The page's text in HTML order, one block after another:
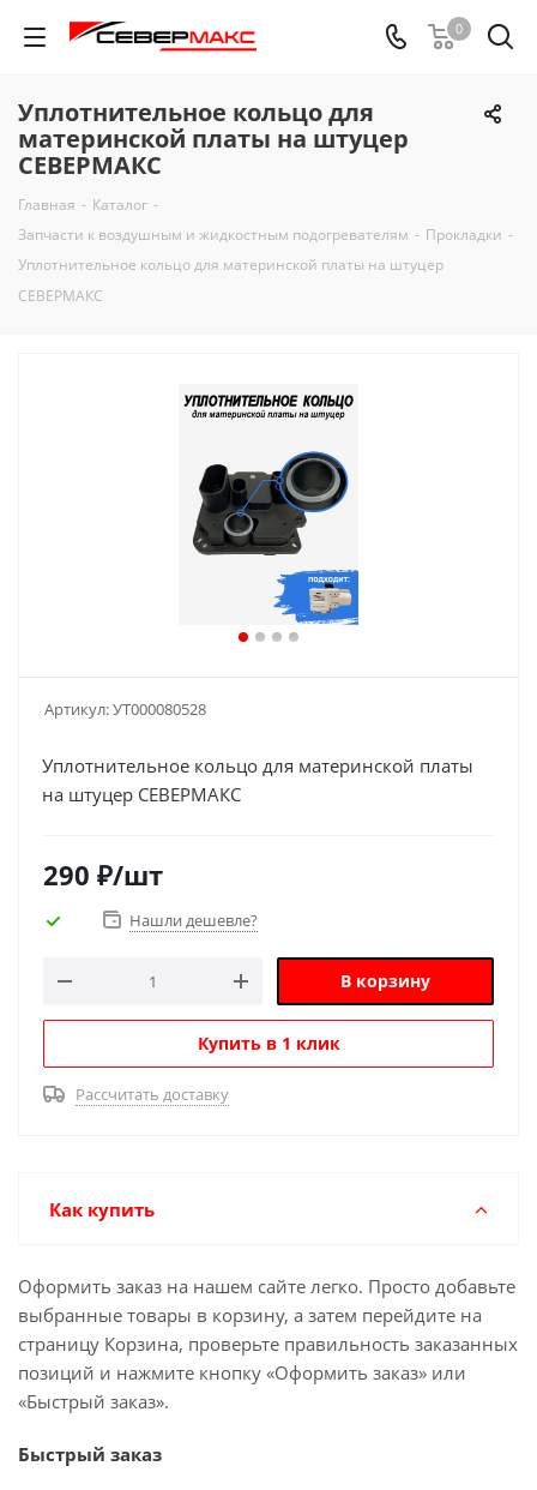
0
Уплотнительное кольцо для
материнской платы на штуцер
СЕВЕРМАКС
Главная - Каталог -
Запчасти к воздушным и жидкостным подогревателям - Прокладки -
Уплотнительное кольцо для материнской платы на штуцер
СЕВЕРМАКС
Артикул:УТ000080528
Уплотнительное кольцо для материнской платы
на штуцер СЕВЕРМАКС
290 ₽/шт
Нашли дешевле?
В корзину
Купить в 1 клик
Рассчитать доставку
Как купить
Оформить заказ на нашем сайте легко. Просто добавьте
выбранные товары в корзину, а затем перейдите на
страницу Корзина, проверьте правильность заказанных
позиций и нажмите кнопку «Оформить заказ» или
«Быстрый заказ».
Быстрый заказ